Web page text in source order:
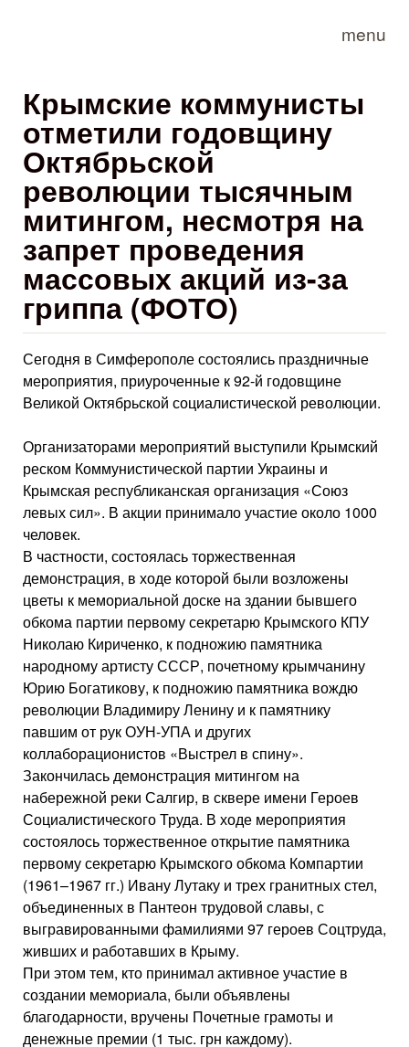
menu
Крымские коммунисты
отметили годовщину
Октябрьской
революции тысячным
митингом, несмотря на
запрет проведения
массовых акций из-за
гриппа (ФОТО)
Сегодня в Симферополе состоялись праздничные
мероприятия, приуроченные к 92-й годовщине
Великой Октябрьской социалистической революции.
Организаторами мероприятий выступили Крымский
реском Коммунистической партии Украины и
Крымская республиканская организация «Союз
левых сил». В акции принимало участие около 1000
человек.
В частности, состоялась торжественная
демонстрация, в ходе которой были возложены
цветы к мемориальной доске на здании бывшего
обкома партии первому секретарю Крымского КПУ
Николаю Кириченко, к подножию памятника
народному артисту СССР, почетному крымчанину
Юрию Богатикову, к подножию памятника вождю
революции Владимиру Ленину и к памятнику
павшим от рук ОУН-УПА и других
коллаборационистов «Выстрел в спину».
Закончилась демонстрация митингом на
набережной реки Салгир, в сквере имени Героев
Социалистического Труда. В ходе мероприятия
состоялось торжественное открытие памятника
первому секретарю Крымского обкома Компартии
(1961–1967 гг.) Ивану Лутаку и трех гранитных стел,
объединенных в Пантеон трудовой славы, с
выгравированными фамилиями 97 героев Соцтруда,
живших и работавших в Крыму.
При этом тем, кто принимал активное участие в
создании мемориала, были объявлены
благодарности, вручены Почетные грамоты и
денежные премии (1 тыс. грн каждому).